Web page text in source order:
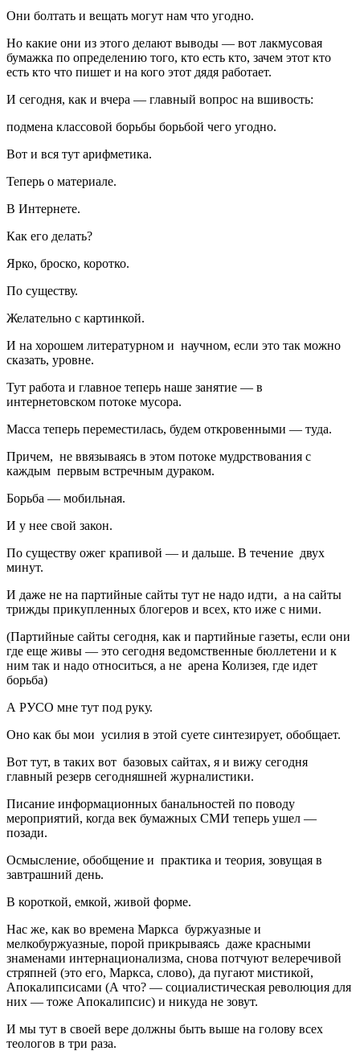
Они болтать и вещать могут нам что угодно.
Но какие они из этого делают выводы — вот лакмусовая
бумажка по определению того, кто есть кто, зачем этот кто
есть кто что пишет и на кого этот дядя работает.
И сегодня, как и вчера — главный вопрос на вшивость:
подмена классовой борьбы борьбой чего угодно.
Вот и вся тут арифметика.
Теперь о материале.
В Интернете.
Как его делать?
Ярко, броско, коротко.
По существу.
Желательно с картинкой.
И на хорошем литературном и научном, если это так можно
сказать, уровне.
Тут работа и главное теперь наше занятие — в
интернетовском потоке мусора.
Масса теперь переместилась, будем откровенными — туда.
Причем, не ввязываясь в этом потоке мудрствования с
каждым первым встречным дураком.
Борьба — мобильная.
И у нее свой закон.
По существу ожег крапивой — и дальше. В течение двух
минут.
И даже не на партийные сайты тут не надо идти, а на сайты
трижды прикупленных блогеров и всех, кто иже с ними.
(Партийные сайты сегодня, как и партийные газеты, если они
где еще живы — это сегодня ведомственные бюллетени и к
ним так и надо относиться, а не арена Колизея, где идет
борьба)
А РУСО мне тут под руку.
Оно как бы мои усилия в этой суете синтезирует, обобщает.
Вот тут, в таких вот базовых сайтах, я и вижу сегодня
главный резерв сегодняшней журналистики.
Писание информационных банальностей по поводу
мероприятий, когда век бумажных СМИ теперь ушел —
позади.
Осмысление, обобщение и практика и теория, зовущая в
завтрашний день.
В короткой, емкой, живой форме.
Нас же, как во времена Маркса буржуазные и
мелкобуржуазные, порой прикрываясь даже красными
знаменами интернационализма, снова потчуют велеречивой
стряпней (это его, Маркса, слово), да пугают мистикой,
Апокалипсисами (А что? — социалистическая революция для
них — тоже Апокалипсис) и никуда не зовут.
И мы тут в своей вере должны быть выше на голову всех
теологов в три раза.